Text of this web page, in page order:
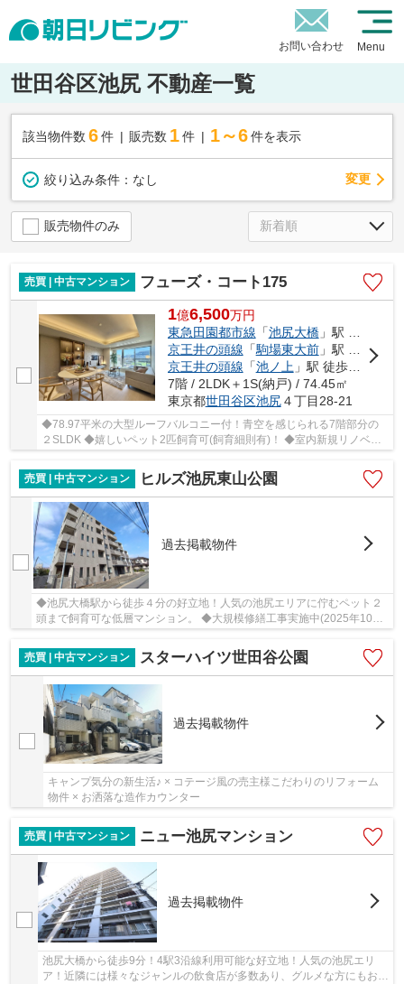
お問い合わせ Menu
世田谷区池尻 不動産一覧
該当物件数 6件 販売数 1 件 1～6 件を表示
絞り込み条件： なし 変更
販売物件のみ
売買 | 中古マンション フューズ・コート175
1億6,500万円
東急田園都市線 「池尻大橋」駅 徒歩11分
京王井の頭線 「駒場東大前」駅 徒歩12分
京王井の頭線 「池ノ上 」駅 徒歩14分
7階 / 2LDK＋1S(納戸) / 74.45㎡
東京都世田谷区池尻４丁目28-21
◆78.97平米の大型ルーフバルコニー付！青空を感じられる7階部分の
２SLDK ◆嬉しいペット2匹飼育可(飼育細則有)！ ◆室内新規リノベー
売買 | 中古マンション
ヒルズ池尻東山公園
過去掲載物件
◆池尻大橋駅から徒歩４分の好立地！人気の池尻エリアに佇むペット２
頭まで飼育可な低層マンション。 ◆大規模修繕工事実施中(2025年10月
売買 | 中古マンション
スターハイツ世田谷公園
過去掲載物件
キャンプ気分の新生活♪ × コテージ風の売主様こだわりのリフォーム
物件 × お洒落な造作カウンター
売買 | 中古マンション ニュー池尻マンション
過去掲載物件
池尻大橋から徒歩9分！4駅3沿線利用可能な好立地！人気の池尻エリ
ア！近隣には様々なジャンルの飲食店が多数あり、グルメな方にもおす